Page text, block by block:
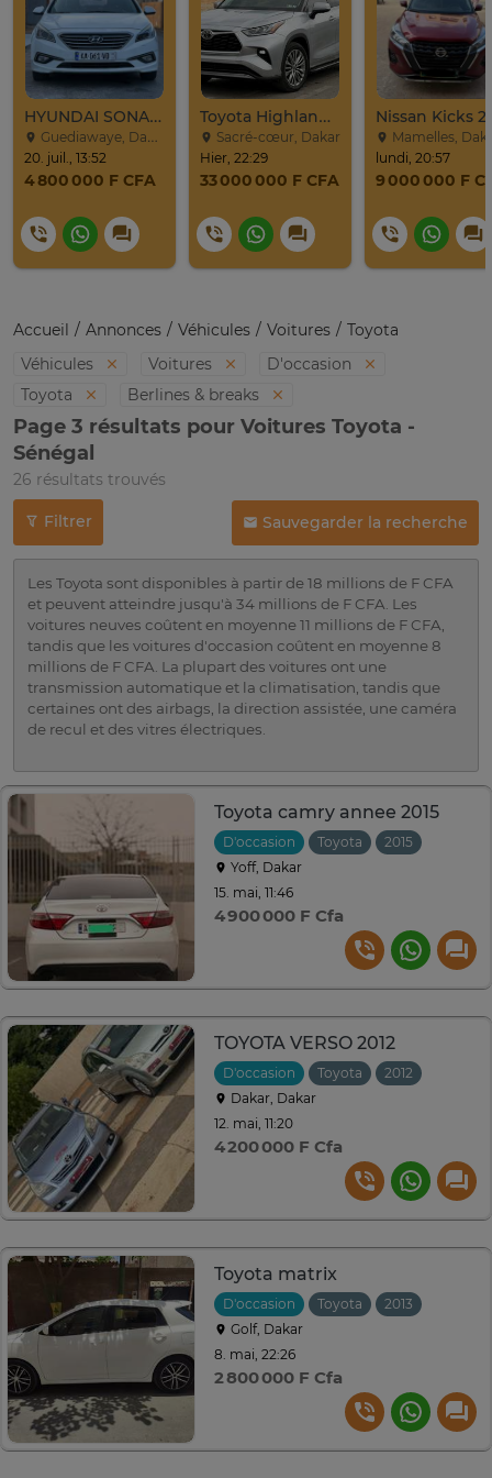
HYUNDAI SONATA 2016
Guediawaye, Dakar
20. juil., 13:52
4 800 000 F CFA
Toyota Highlander Platinium 2023
Sacré-cœur, Dakar
Hier, 22:29
33 000 000 F CFA
Nissan Kicks
Mamelles,
lundi, 20:57
9 000 000 F
Accueil Annonces Véhicules Voitures
Toyota
Véhicules
Voitures
D'occasion
Toyota
Berlines & breaks
Page 3 résultats pour Voitures Toyota -
Sénégal
26 résultats trouvés
Filtrer Sauvegarder la recherche
Les Toyota sont disponibles à partir de 18 millions de F CFA
et peuvent atteindre jusqu'à 34 millions de F CFA. Les
voitures neuves coûtent en moyenne 11 millions de F CFA,
tandis que les voitures d'occasion coûtent en moyenne 8
millions de F CFA. La plupart des voitures ont une
transmission automatique et la climatisation, tandis que
certaines ont des airbags, la direction assistée, une caméra
de recul et des vitres électriques.
Toyota camry annee 2015
D'occasion Toyota 2015
Yoff, Dakar
15. mai, 11:46
4 900 000 F Cfa
TOYOTA VERSO 2012
D'occasion Toyota 2012
Dakar, Dakar
12. mai, 11:20
4 200 000 F Cfa
Toyota matrix
D'occasion Toyota 2013
Golf, Dakar
8. mai, 22:26
2 800 000 F Cfa